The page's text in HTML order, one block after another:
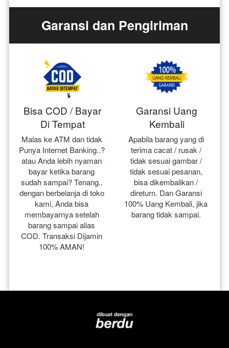
Garansi dan Pengiriman
Bisa COD / Bayar
Di Tempat
Malas ke ATM dan tidak
Punya Internet Banking..?
atau Anda lebih nyaman
bayar ketika barang
sudah sampai? Tenang..
dengan berbelanja di toko
kami, Anda bisa
membayarnya setelah
barang sampai alias
COD. Transaksi Dijamin
100% AMAN!
Garansi Uang
Kembali
Apabila barang yang di
terima cacat / rusak /
tidak sesuai gambar /
tidak sesuai pesanan,
bisa dikembalikan /
direturn. Dan Garansi
100% Uang Kembali, jika
barang tidak sampai.